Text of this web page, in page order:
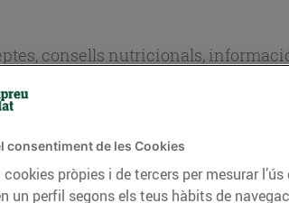
consells nutricionals,
CONSELLS I HÀBITS SALUDABLES
consentiment de les Cookies
pròpies i de tercers per mesurar
un perfil segons els teus hàbits de